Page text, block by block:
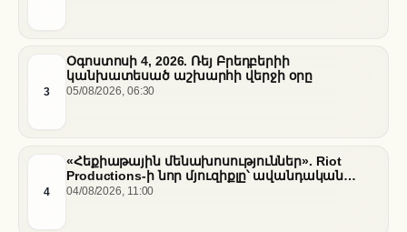
3
Օգոստոսի 4, 2026. Ռեյ Բրեդբերիի
կանխատեսած աշխարհի վերջի օրը
05/08/2026, 06:30
4
«Հեքիաթային մենախոսություններ». Riot
Productions-ի նոր մյուզիքլը՝ ավանդական
պատմությունների նոր վերաիմաստավորում
04/08/2026, 11:00